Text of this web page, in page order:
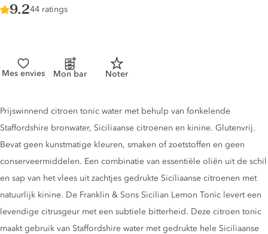
Score :
9.2/ 10
44 ratings
Mes envies Mon bar Noter
Tonic description
Prijswinnend citroen tonic water met behulp van fonkelende
Staffordshire bronwater, Siciliaanse citroenen en kinine. Glutenvrij.
Bevat geen kunstmatige kleuren, smaken of zoetstoffen en geen
conserveermiddelen. Een combinatie van essentiële oliën uit de schil
en sap van het vlees uit zachtjes gedrukte Siciliaanse citroenen met
natuurlijk kinine. De Franklin & Sons Sicilian Lemon Tonic levert een
levendige citrusgeur met een subtiele bitterheid. Deze citroen tonic
maakt gebruik van Staffordshire water met gedrukte hele Siciliaanse